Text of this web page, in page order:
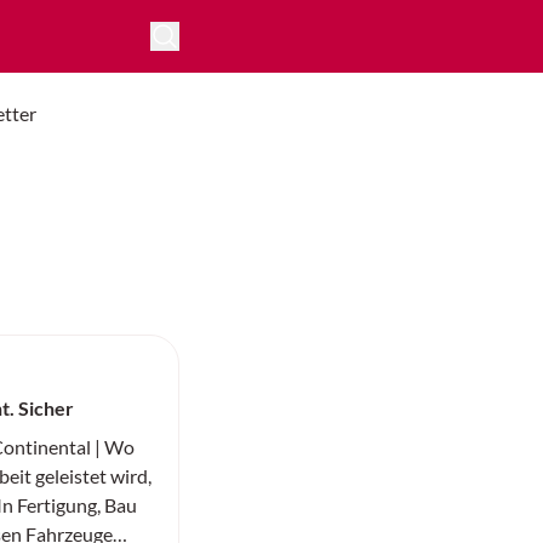
Sicher
| Wo
geleistet wird,
Fertigung, Bau
Fahrzeuge